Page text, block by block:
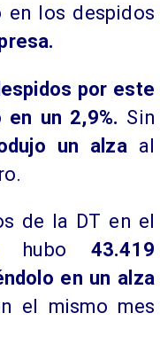
en los despidos
por este
en un 2,9%. Sin
un alza al
de la DT en el
hubo 43.419
en un alza
el mismo mes